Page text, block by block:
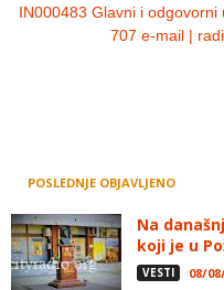
IN000483 Glavni i
707 e-mail |
POSLEDNJE OBJAVLJENO
Na
koji je u
VESTI 08/